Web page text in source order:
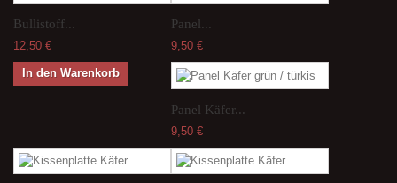
Bullistoff...
12,50 €
In den Warenkorb
Panel...
9,50 €
Panel Käfer...
9,50 €